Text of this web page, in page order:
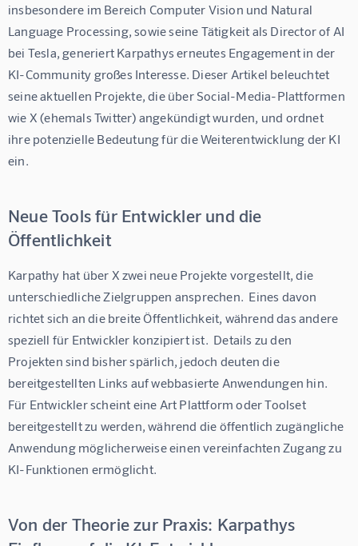
insbesondere im Bereich Computer Vision und Natural
Language Processing, sowie seine Tätigkeit als Director of AI
bei Tesla, generiert Karpathys erneutes Engagement in der
KI-Community großes Interesse. Dieser Artikel beleuchtet
seine aktuellen Projekte, die über Social-Media-Plattformen
wie X (ehemals Twitter) angekündigt wurden, und ordnet
ihre potenzielle Bedeutung für die Weiterentwicklung der KI
ein.
Neue Tools für Entwickler und die
Öffentlichkeit
Karpathy hat über X zwei neue Projekte vorgestellt, die
unterschiedliche Zielgruppen ansprechen.  Eines davon
richtet sich an die breite Öffentlichkeit, während das andere
speziell für Entwickler konzipiert ist.  Details zu den
Projekten sind bisher spärlich, jedoch deuten die
bereitgestellten Links auf webbasierte Anwendungen hin.
Für Entwickler scheint eine Art Plattform oder Toolset
bereitgestellt zu werden, während die öffentlich zugängliche
Anwendung möglicherweise einen vereinfachten Zugang zu
KI-Funktionen ermöglicht.
Von der Theorie zur Praxis: Karpathys